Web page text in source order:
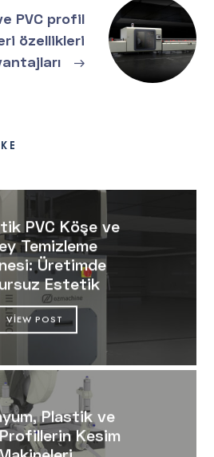
PVC profil
özellikleri
→
PVC Köşe ve
Temizleme
Üretimde
Estetik
VIEW POST
Plastik ve
Kesim